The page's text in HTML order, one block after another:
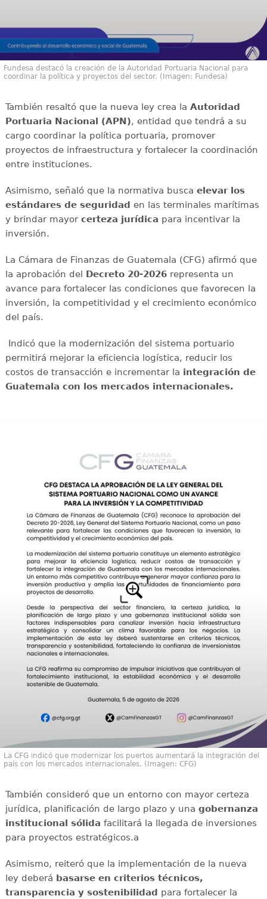
Fundesa destacó la creación de la Autoridad Portuaria Nacional para
coordinar la política y proyectos del sector. (Imagen: Fundesa)
También resaltó que la nueva ley crea la Autoridad
Portuaria Nacional (APN), entidad que tendrá a su
cargo coordinar la política portuaria, promover
proyectos de infraestructura y fortalecer la coordinación
entre instituciones.
Asimismo, señaló que la normativa busca elevar los
estándares de seguridad en las terminales marítimas
y brindar mayor certeza jurídica para incentivar la
inversión.
La Cámara de Finanzas de Guatemala (CFG) afirmó que
la aprobación del Decreto 20-2026representa un
avance para fortalecer las condiciones que favorecen la
inversión, la competitividad y el crecimiento económico
del país.
Indicó que la modernización del sistema portuario
permitirá mejorar la eficiencia logística, reducir los
costos de transacción e incrementar la integración de
Guatemala con los mercados internacionales.
La CFG indicó que modernizar los puertos aumentará la integración del
país con los mercados internacionales. (Imagen: CFG)
También consideró que un entorno con mayor certeza
jurídica, planificación de largo plazo y una gobernanza
institucional sólida facilitará la llegada de inversiones
para proyectos estratégicos.a
Asimismo, reiteró que la implementación de la nueva
ley deberá basarse en criterios técnicos,
transparencia y sostenibilidad para fortalecer la